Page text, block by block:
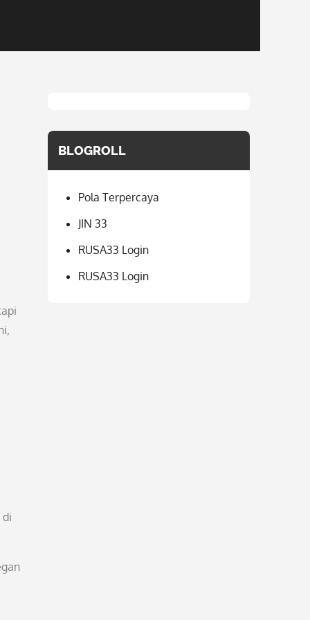
BLOGROLL
Pola Terpercaya
JIN 33
RUSA33 Login
RUSA33 Login